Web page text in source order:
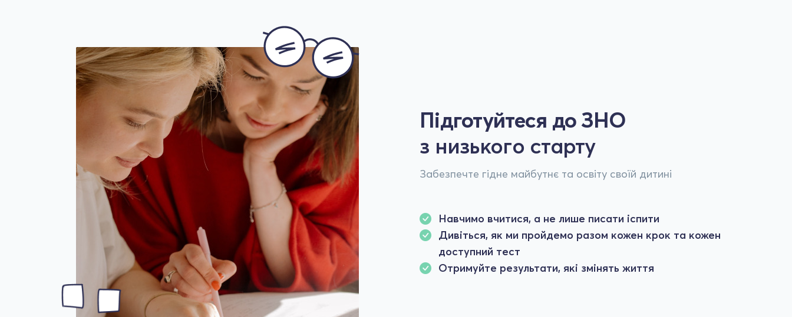
Підготуйтеся до ЗНО
з низького старту
Забезпечте гідне майбутнє та освіту своїй дитині
Навчимо вчитися, а не лише писати іспити
Дивіться, як ми пройдемо разом кожен крок та кожен
доступний тест
Отримуйте результати, які змінять життя